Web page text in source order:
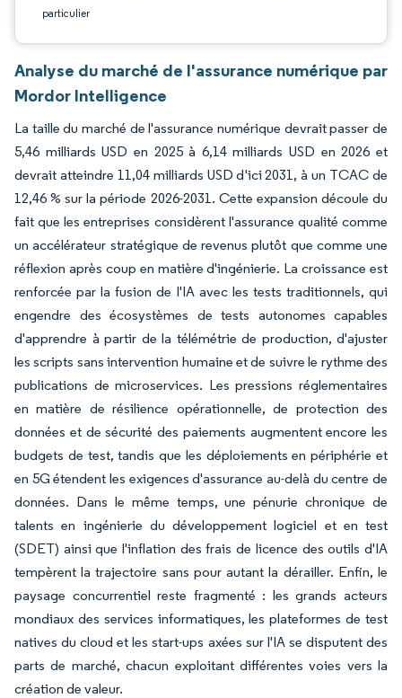
particulier
Analyse du marché de l'assurance numérique par
Mordor Intelligence
La taille du marché de l'assurance numérique devrait passer de
5,46 milliards USD en 2025 à 6,14 milliards USD en 2026 et
devrait atteindre 11,04 milliards USD d'ici 2031, à un TCAC de
12,46 % sur la période 2026-2031. Cette expansion découle du
fait que les entreprises considèrent l'assurance qualité comme
un accélérateur stratégique de revenus plutôt que comme une
réflexion après coup en matière d'ingénierie. La croissance est
renforcée par la fusion de l'IA avec les tests traditionnels, qui
engendre des écosystèmes de tests autonomes capables
d'apprendre à partir de la télémétrie de production, d'ajuster
les scripts sans intervention humaine et de suivre le rythme des
publications de microservices. Les pressions réglementaires
en matière de résilience opérationnelle, de protection des
données et de sécurité des paiements augmentent encore les
budgets de test, tandis que les déploiements en périphérie et
en 5G étendent les exigences d'assurance au-delà du centre de
données. Dans le même temps, une pénurie chronique de
talents en ingénierie du développement logiciel et en test
(SDET) ainsi que l'inflation des frais de licence des outils d'IA
tempèrent la trajectoire sans pour autant la dérailler. Enfin, le
paysage concurrentiel reste fragmenté : les grands acteurs
mondiaux des services informatiques, les plateformes de test
natives du cloud et les start-ups axées sur l'IA se disputent des
parts de marché, chacun exploitant différentes voies vers la
création de valeur.